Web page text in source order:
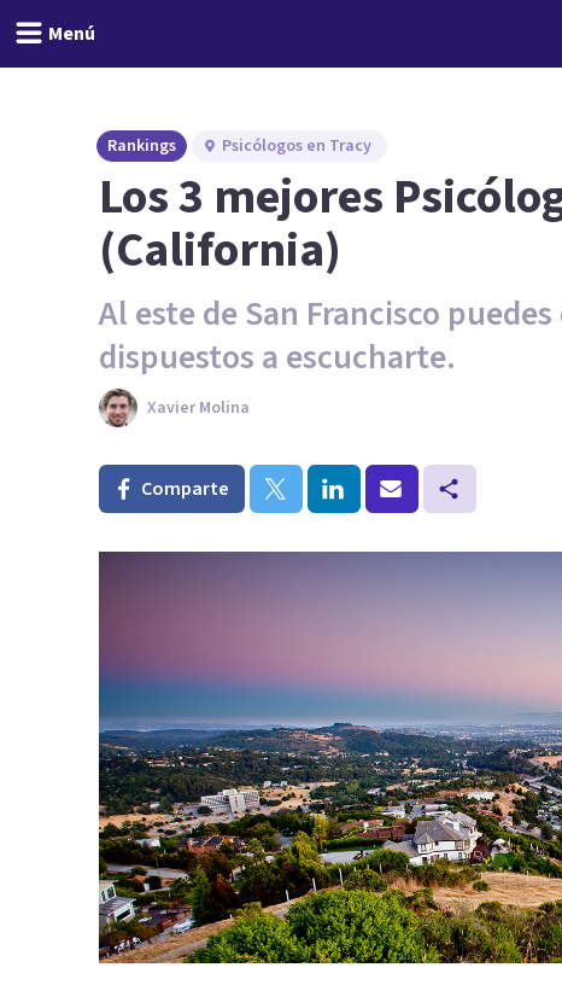
Menú
Rankings Psicólogos en Tracy
Los 3 mejores
(California)
Al este de San Francisco
dispuestos a escucharte.
Xavier Molina
Comparte